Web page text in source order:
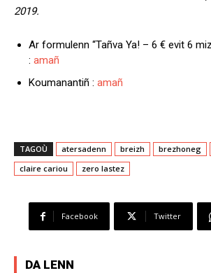
2019.
Ar formulenn “Tañva Ya! – 6 € evit 6
: amañ
Koumanantiñ : amañ
TAGOÙ atersadenn breizh brezhoneg
claire cariou
zero lastez
Facebook Twitter
DA LENN